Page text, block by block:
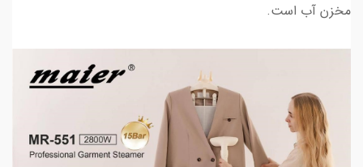
مخزن آب است.